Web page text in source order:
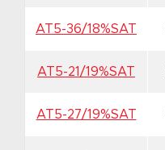
AT5-36/18%SAT
AT5-21/19%SAT
AT5-27/19%SAT